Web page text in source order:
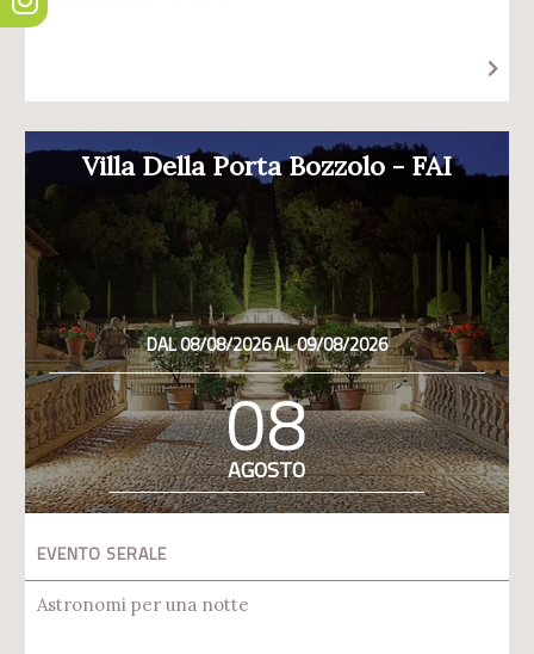
Villa Della Porta Bozzolo - FAI
DAL 08/08/2026 AL 09/08/2026
08
AGOSTO
EVENTO SERALE
Astronomi per una notte